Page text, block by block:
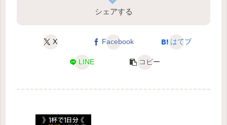
シェアする
X Facebook はてブ
LINE コピー